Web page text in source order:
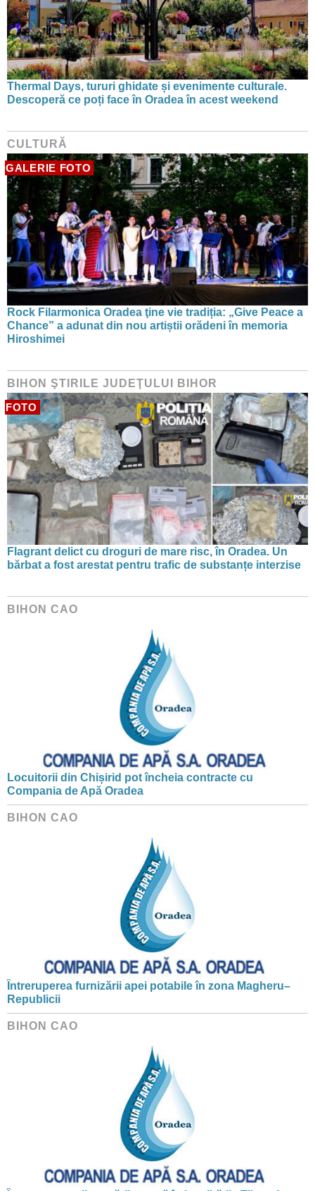
Thermal Days, tururi ghidate și evenimente culturale.
Descoperă ce poți face în Oradea în acest weekend
CULTURĂ
GALERIE FOTO
Rock Filarmonica Oradea ţine vie tradiția: „Give Peace a
Chance” a adunat din nou artiștii orădeni în memoria
Hiroshimei
BIHON ŞTIRILE JUDEŢULUI BIHOR
FOTO
Flagrant delict cu droguri de mare risc, în Oradea. Un
bărbat a fost arestat pentru trafic de substanțe interzise
BIHON CAO
Locuitorii din Chișirid pot încheia contracte cu
Compania de Apă Oradea
BIHON CAO
Întreruperea furnizării apei potabile în zona Magheru–
Republicii
BIHON CAO